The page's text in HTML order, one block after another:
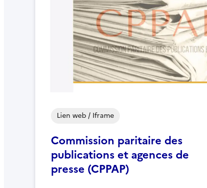
Commission paritaire des
publications et agences de
presse (CPPAP)
Lien web / Iframe